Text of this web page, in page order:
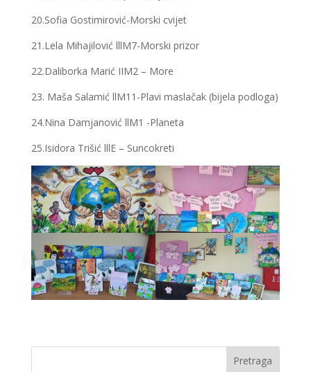
20.Sofia Gostimirović-Morski cvijet
21.Lela Mihajilović lllM7-Morski prizor
22.Daliborka Marić IIM2 – More
23. Maša Salamić llM11-Plavi maslačak (bijela podloga)
24.Nina Damjanović llM1 -Planeta
25.Isidora Trišić lllE – Suncokreti
Pretraga